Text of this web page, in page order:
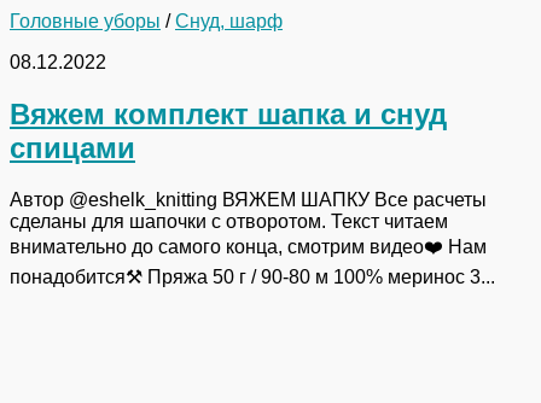
Головные уборы /Снуд, шарф
08.12.2022
Вяжем комплект шапка и снуд
спицами
Автор @eshelk_knitting ВЯЖЕМ ШАПКУ Все расчеты
сделаны для шапочки с отворотом. Текст читаем
внимательно до самого конца, смотрим видео❤️ Нам
понадобится⚒ Пряжа 50 г / 90-80 м 100% меринос 3...